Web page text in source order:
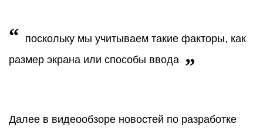
“ поскольку мы учитываем такие факторы, как
размер экрана или способы ввода ”
Далее в видеообзоре новостей по разработке